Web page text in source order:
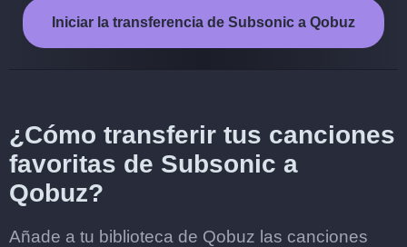
Iniciar la transferencia de Subsonic a Qobuz
¿Cómo transferir tus canciones
favoritas de Subsonic a
Qobuz?
Añade a tu biblioteca de Qobuz las canciones